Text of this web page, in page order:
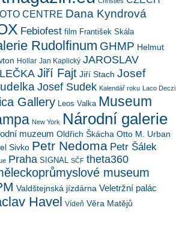
CENTRE Dana Kyndrová
Febiofest film František Skála
Rudolfinum GHMP Helmut
Hollar Jan Kaplický JAROSLAV
Jiří Fajt Jiří Stach Josef
Josef Sudek Kalendář roku Laco Deczi
Gallery Leos Valka Museum
New York Národní galerie
muzeum Oldřich Škácha Otto M. Urban
Sivko Petr Nedoma Petr Šálek
Praha SIGNAL SČF theta360
museum
Valdštejnská jízdárna Veletržní palác
Havel Vídeň Věra Matějů